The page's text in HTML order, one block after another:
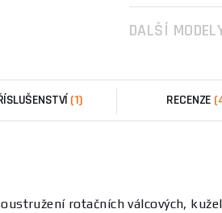
DALŠÍ
(1) RECENZE
rotačních válcových,